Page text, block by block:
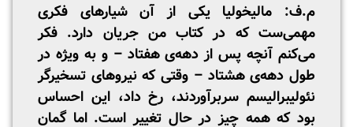
م.ف: مالیخولیا یکی از آن شیارهای فکری
مهمی‌ست که در کتاب من جریان دارد. فکر
می‌کنم آنچه پس از دهه‌ی هفتاد – و به ویژه در
طول دهه‌ی هشتاد – وقتی که نیروهای تسخیرگر
نئولیبرالیسم سربرآوردند، رخ داد، این احساس
بود که همه ‌چیز در حال تغییر است. اما گمان